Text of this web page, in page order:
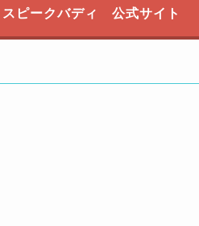
スピークバディ 公式サイト